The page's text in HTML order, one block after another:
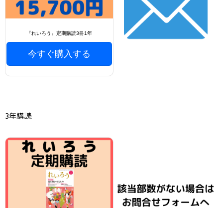
『れいろう』定期購読3冊1年
今すぐ購入する
3年購読